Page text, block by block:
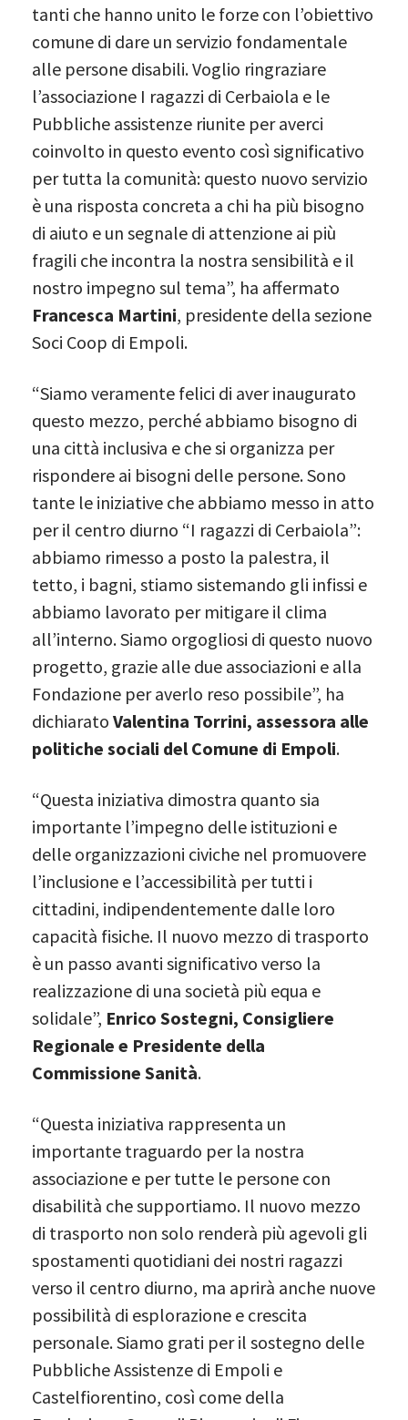
tanti che hanno unito le forze con l’obiettivo
comune di dare un servizio fondamentale
alle persone disabili. Voglio ringraziare
l’associazione I ragazzi di Cerbaiola e le
Pubbliche assistenze riunite per averci
coinvolto in questo evento così significativo
per tutta la comunità: questo nuovo servizio
è una risposta concreta a chi ha più bisogno
di aiuto e un segnale di attenzione ai più
fragili che incontra la nostra sensibilità e il
nostro impegno sul tema”, ha affermato
Francesca Martini, presidente della sezione
Soci Coop di Empoli.
“Siamo veramente felici di aver inaugurato
questo mezzo, perché abbiamo bisogno di
una città inclusiva e che si organizza per
rispondere ai bisogni delle persone. Sono
tante le iniziative che abbiamo messo in atto
per il centro diurno “I ragazzi di Cerbaiola”:
abbiamo rimesso a posto la palestra, il
tetto, i bagni, stiamo sistemando gli infissi e
abbiamo lavorato per mitigare il clima
all’interno. Siamo orgogliosi di questo nuovo
progetto, grazie alle due associazioni e alla
Fondazione per averlo reso possibile”, ha
dichiarato Valentina Torrini, assessora alle
politiche sociali del Comune di Empoli.
“Questa iniziativa dimostra quanto sia
importante l’impegno delle istituzioni e
delle organizzazioni civiche nel promuovere
l’inclusione e l’accessibilità per tutti i
cittadini, indipendentemente dalle loro
capacità fisiche. Il nuovo mezzo di trasporto
è un passo avanti significativo verso la
realizzazione di una società più equa e
solidale”, Enrico Sostegni, Consigliere
Regionale e Presidente della
Commissione Sanità.
“Questa iniziativa rappresenta un
importante traguardo per la nostra
associazione e per tutte le persone con
disabilità che supportiamo. Il nuovo mezzo
di trasporto non solo renderà più agevoli gli
spostamenti quotidiani dei nostri ragazzi
verso il centro diurno, ma aprirà anche nuove
possibilità di esplorazione e crescita
personale. Siamo grati per il sostegno delle
Pubbliche Assistenze di Empoli e
Castelfiorentino, così come della